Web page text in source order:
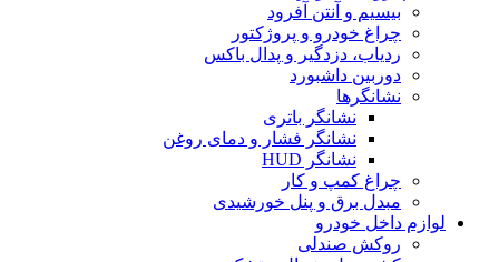
بیسیم و آنتن آفرود
چراغ خودرو و پروژکتور
ردیاب، دزدگیر و پدال باکس
دوربین داشبورد
نشانگرها
نشانگر باتری
نشانگر فشار و دمای روغن
نشانگر HUD
چراغ کمپ و کار
مبدل برق و پنل خورشیدی
لوازم داخل خودرو
روکش صندلی